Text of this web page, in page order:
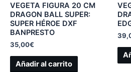
VEGETA FIGURA 20 CM
DRAGON BALL SUPER:
SUPER HÉROE DXF
BANPRESTO
35,00€
Añadir al carrito